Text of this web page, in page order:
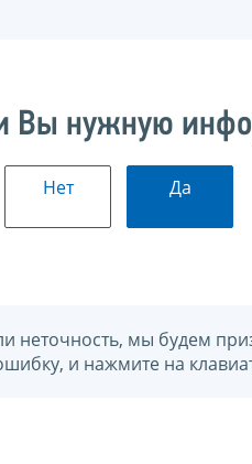
Вы нужную
Нет Да
неточность, мы будем
и нажмите на